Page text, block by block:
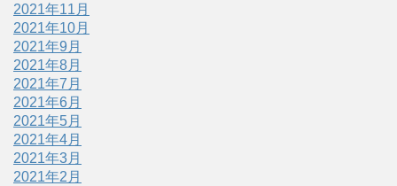
2021年11月
2021年10月
2021年9月
2021年8月
2021年7月
2021年6月
2021年5月
2021年4月
2021年3月
2021年2月